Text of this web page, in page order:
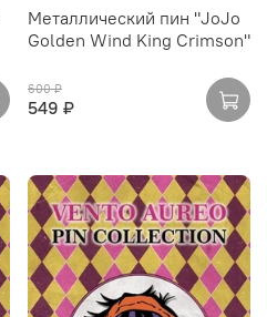
Металлический пин "JoJo
Golden Wind King Crimson"
600 ₽
549 ₽